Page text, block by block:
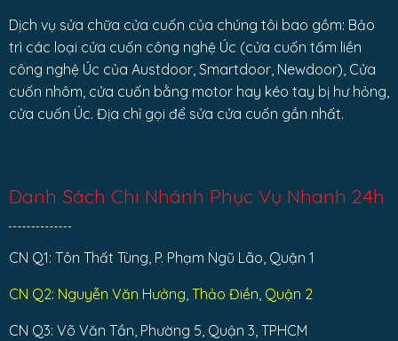
Dịch vụ sửa chữa cửa cuốn của chúng tôi bao gồm: Bảo
trì các loại cửa cuốn công nghệ Úc (cửa cuốn tấm liền
công nghệ Úc của Austdoor, Smartdoor, Newdoor), Cửa
cuốn nhôm, cửa cuốn bằng motor hay kéo tay bị hư hỏng,
cửa cuốn Úc. Địa chỉ gọi để sửa cửa cuốn gần nhất.
Danh Sách Chi Nhánh Phục Vụ Nhanh 24h
CN Q1: Tôn Thất Tùng, P. Phạm Ngũ Lão, Quận 1
CN Q2: Nguyễn Văn Hưởng, Thảo Điền, Quận 2
CN Q3: Võ Văn Tần, Phường 5, Quận 3, TPHCM